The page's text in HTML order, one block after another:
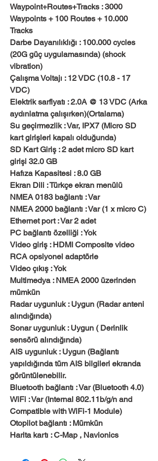
Waypoint+Routes+Tracks : 3000
Waypoints + 100 Routes + 10.000
Tracks
Darbe Dayanılıklığı : 100.000 cycles
(20G güç uygulamasında) (shock
vibration)
Çalışma Voltajı : 12 VDC (10.8 - 17
VDC)
Elektrik sarfiyatı : 2.0A @ 13 VDC (Arka
aydınlatma çalışırken)(Ortalama)
Su geçirmezlik : Var, IPX7 (Micro SD
kart girişleri kapalı olduğunda)
SD Kart Giriş : 2 adet micro SD kart
girişi 32.0 GB
Hafıza Kapasitesi : 8.0 GB
Ekran Dili : Türkçe ekran menülü
NMEA 0183 bağlantı : Var
NMEA 2000 bağlantı : Var (1 x micro C)
Ethernet port : Var 2 adet
PC bağlantı özelliği : Yok
Video giriş : HDMI Composite video
RCA opsiyonel adaptörle
Video çıkış : Yok
Multimedya : NMEA 2000 üzerinden
mümkün
Radar uygunluk : Uygun (Radar anteni
alındığında)
Sonar uygunluk : Uygun ( Derinlik
sensörü alındığında)
AIS uygunluk : Uygun (Bağlantı
yapıldığında tüm AIS bilgileri ekranda
görüntülenebilir.
Bluetooth bağlantı : Var (Bluetooth 4.0)
WiFi : Var (Internal 802.11b/g/n and
Compatible with WiFi-1 Module)
Otopilot bağlantı : Mümkün
Harita kartı : C-Map , Navionics